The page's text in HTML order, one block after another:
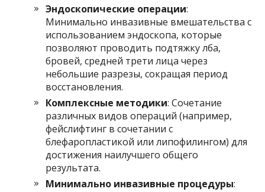
Эндоскопические операции:
Минимально инвазивные вмешательства с
использованием эндоскопа, которые
позволяют проводить подтяжку лба,
бровей, средней трети лица через
небольшие разрезы, сокращая период
восстановления.
Комплексные методики: Сочетание
различных видов операций (например,
фейслифтинг в сочетании с
блефаропластикой или липофилингом) для
достижения наилучшего общего
результата.
Минимально инвазивные процедуры: